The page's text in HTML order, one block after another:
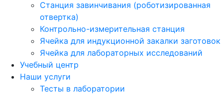
Станция завинчивания (роботизированная
отвертка)
Контрольно-измерительная станция
Ячейка для индукционной закалки заготовок
Ячейка для лабораторных исследований
Учебный центр
Наши услуги
Тесты в лаборатории